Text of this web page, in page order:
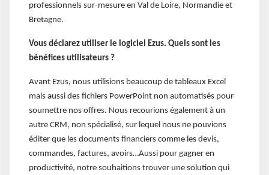
professionnels sur-mesure en Val de Loire, Normandie et
Bretagne.
Vous déclarez utiliser le logiciel Ezus. Quels sont les
bénéfices utilisateurs ?
Avant Ezus, nous utilisions beaucoup de tableaux Excel
mais aussi des fichiers PowerPoint non automatisés pour
soumettre nos offres. Nous recourions également à un
autre CRM, non spécialisé, sur lequel nous ne pouvions
éditer que les documents financiers comme les devis,
commandes, factures, avoirs…Aussi pour gagner en
productivité, notre souhaitions trouver une solution qui